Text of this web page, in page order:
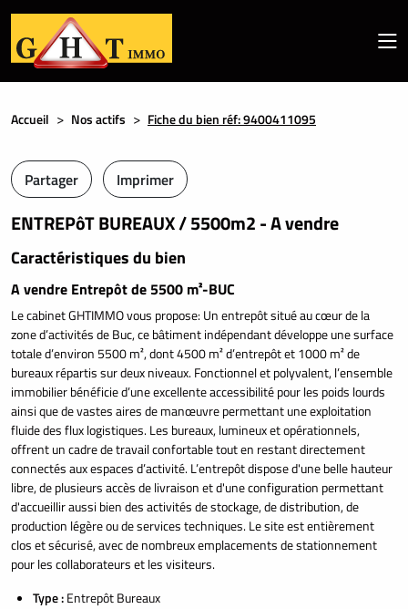
Accueil Nos actifs Fiche du bien réf: 9400411095
ENTREPôT BUREAUX / 5500m2 - A vendre
Caractéristiques du bien
Partager Imprimer
A vendre Entrepôt de 5500 m²-BUC
Le cabinet GHTIMMO vous propose: Un entrepôt situé au cœur de la
zone d’activités de Buc, ce bâtiment indépendant développe une surface
totale d’environ 5500 m², dont 4500 m² d’entrepôt et 1000 m² de
bureaux répartis sur deux niveaux. Fonctionnel et polyvalent, l’ensemble
immobilier bénéficie d’une excellente accessibilité pour les poids lourds
ainsi que de vastes aires de manœuvre permettant une exploitation
fluide des flux logistiques. Les bureaux, lumineux et opérationnels,
offrent un cadre de travail confortable tout en restant directement
connectés aux espaces d’activité. L’entrepôt dispose d'une belle hauteur
libre, de plusieurs accès de livraison et d'une configuration permettant
d'accueillir aussi bien des activités de stockage, de distribution, de
production légère ou de services techniques. Le site est entièrement
clos et sécurisé, avec de nombreux emplacements de stationnement
pour les collaborateurs et les visiteurs.
Type :Entrepôt Bureaux